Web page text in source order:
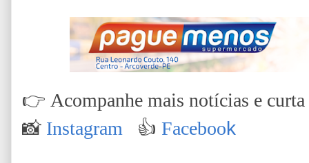
👉 Acompanhe mais notícias e curta
📸 Instagram 👍 Facebook